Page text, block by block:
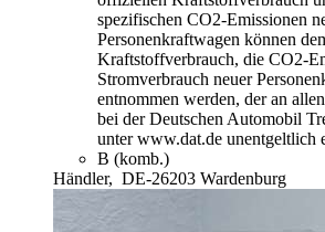
spezifischen CO2-Emissionen
Personenkraftwagen können
Kraftstoffverbrauch, die CO2-
Stromverbrauch neuer
entnommen werden, der an
bei der Deutschen Automobil
unter www.dat.de unentgeltlich
B (komb.)
Händler, DE-26203 Wardenburg